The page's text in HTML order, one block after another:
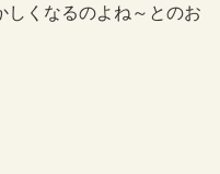
しくなるのよね～とのお